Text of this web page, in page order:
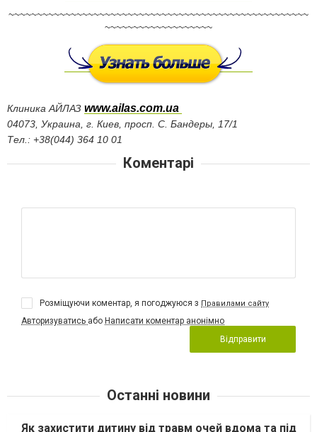
~~~~~~~~~~~~~~~~~~~~~~~~~~~~~~~~~~~~~~~~~~~~~~~~~~~~~
~~~~~~~~~~~~~~~~~~~
Клиника АЙЛАЗ www.ailas.com.ua
04073, Украина, г. Киев, просп. С. Бандеры, 17/1
Тел.: +38(044) 364 10 01
Коментарі
Розміщуючи коментар, я погоджуюся з Правилами сайту
Авторизуватись або Написати коментар анонімно
Відправити
Останні новини
Як захистити дитину від травм очей вдома та під